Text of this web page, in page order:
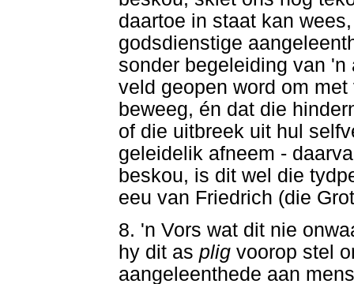
daartoe in staat kan
godsdienstige
sonder begeleiding van
veld geopen word om
beweeg, én dat die
of die uitbreek uit hul
geleidelik afneem -
beskou, is dit wel die
eeu van Friedrich (die
8. 'n Vors wat dit nie
hy dit as plig voorop stel
aangeleenthede aan